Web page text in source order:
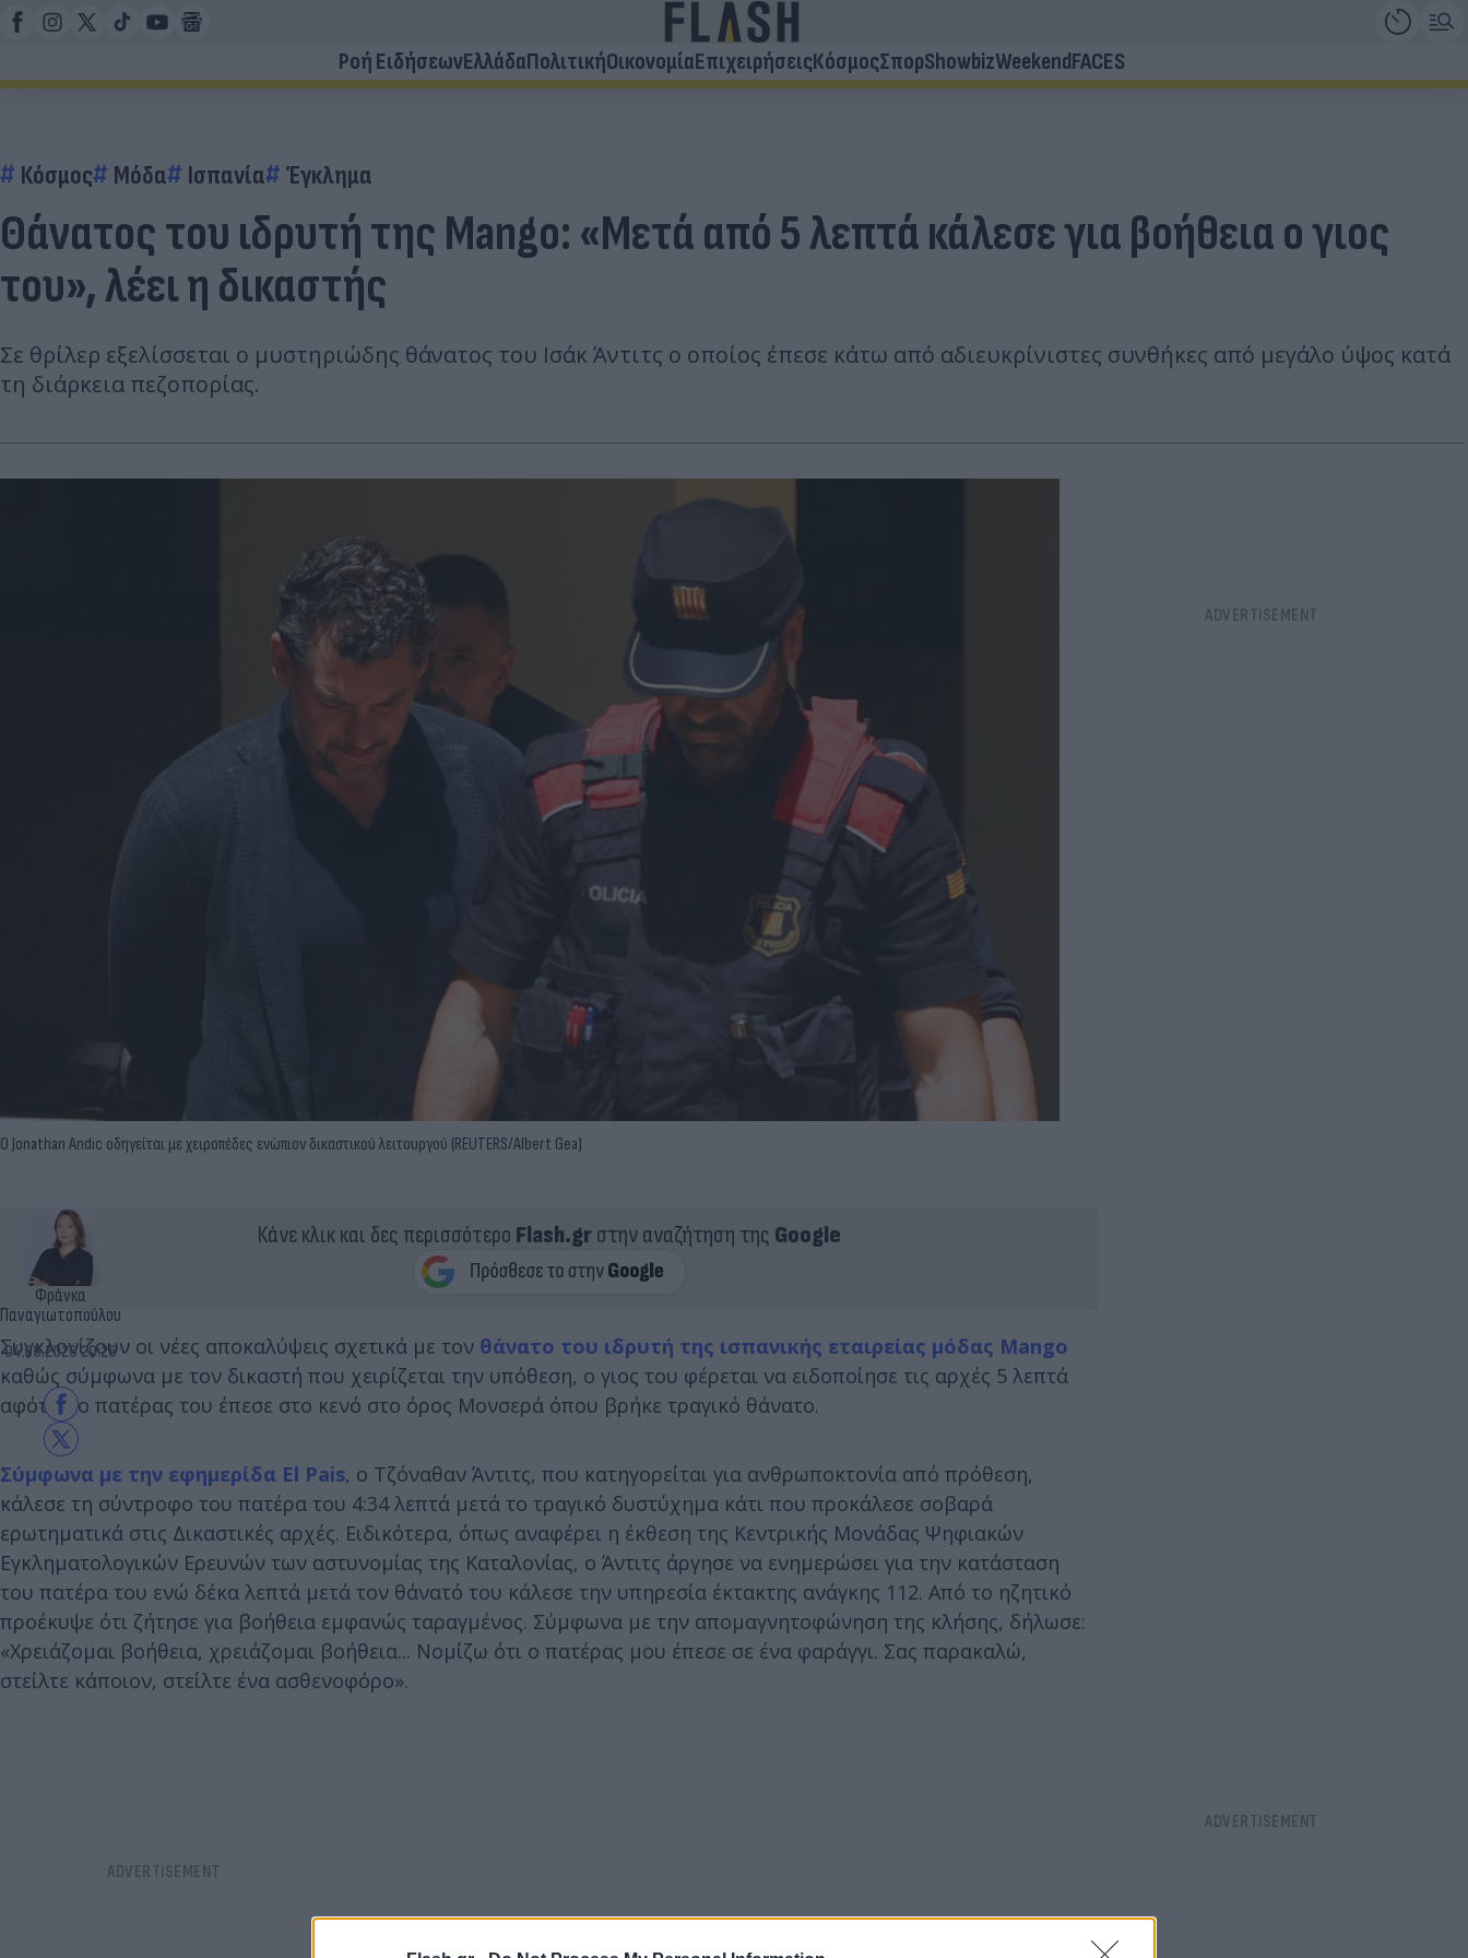
Ροή ΕιδήσεωνΕλλάδαΠολιτικήΟικονομίαΕπιχειρήσειςΚόσμοςΣπορShowbizWeekendFACES
Κόσμος Μόδα Ισπανία Έγκλημα
Θάνατος του ιδρυτή της Mango: «Μετά από 5 λεπτά κάλεσε για βοήθεια ο γιος
του», λέει η δικαστής
Σε θρίλερ εξελίσσεται ο μυστηριώδης θάνατος του Ισάκ Άντιτς ο οποίος έπεσε κάτω από αδιευκρίνιστες συνθήκες από μεγάλο ύψος κατά
τη διάρκεια πεζοπορίας.
Ο Jonathan Andic οδηγείται με χειροπέδες ενώπιον δικαστικού λειτουργού (REUTERS/Albert Gea)
Φράνκα
Παναγιωτοπούλου
04.06.2026 20:26
Κάνε κλικ και δες περισσότερο Flash.grστην αναζήτηση της Google
Συγκλονίζουν οι νέες αποκαλύψεις σχετικά με τον θάνατο του ιδρυτή της ισπανικής εταιρείας μόδας Mango
καθώς σύμφωνα με τον δικαστή που χειρίζεται την υπόθεση, ο γιος του φέρεται να ειδοποίησε τις αρχές 5 λεπτά
αφότου ο πατέρας του έπεσε στο κενό στο όρος Μονσερά όπου βρήκε τραγικό θάνατο.
Σύμφωνα με την εφημερίδα El Pais, ο Τζόναθαν Άντιτς, που κατηγορείται για ανθρωποκτονία από πρόθεση,
κάλεσε τη σύντροφο του πατέρα του 4:34 λεπτά μετά το τραγικό δυστύχημα κάτι που προκάλεσε σοβαρά
ερωτηματικά στις Δικαστικές αρχές. Ειδικότερα, όπως αναφέρει η έκθεση της Κεντρικής Μονάδας Ψηφιακών
Εγκληματολογικών Ερευνών των αστυνομίας της Καταλονίας, ο Άντιτς άργησε να ενημερώσει για την κατάσταση
του πατέρα του ενώ δέκα λεπτά μετά τον θάνατό του κάλεσε την υπηρεσία έκτακτης ανάγκης 112. Από το ηζητικό
προέκυψε ότι ζήτησε για βοήθεια εμφανώς ταραγμένος. Σύμφωνα με την απομαγνητοφώνηση της κλήσης, δήλωσε:
«Χρειάζομαι βοήθεια, χρειάζομαι βοήθεια... Νομίζω ότι ο πατέρας μου έπεσε σε ένα φαράγγι. Σας παρακαλώ,
στείλτε κάποιον, στείλτε ένα ασθενοφόρο».